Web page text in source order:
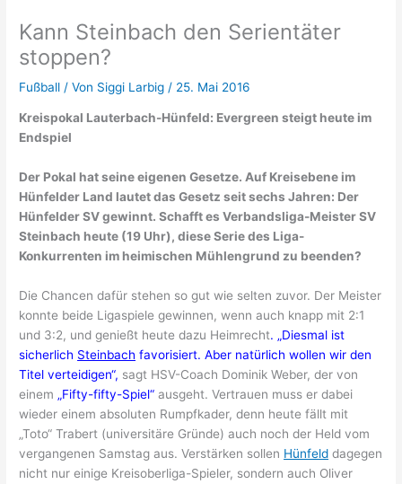
Kann Steinbach den Serientäter
stoppen?
Fußball / Von Siggi Larbig / 25. Mai 2016
Kreispokal Lauterbach-Hünfeld: Evergreen steigt heute im
Endspiel
Der Pokal hat seine eigenen Gesetze. Auf Kreisebene im
Hünfelder Land lautet das Gesetz seit sechs Jahren: Der
Hünfelder SV gewinnt. Schafft es Verbandsliga-Meister SV
Steinbach heute (19 Uhr), diese Serie des Liga-
Konkurrenten im heimischen Mühlengrund zu beenden?
Die Chancen dafür stehen so gut wie selten zuvor. Der Meister
konnte beide Ligaspiele gewinnen, wenn auch knapp mit 2:1
und 3:2, und genießt heute dazu Heimrecht. „Diesmal ist
sicherlich Steinbach favorisiert. Aber natürlich wollen wir den
Titel verteidigen“, sagt HSV-Coach Dominik Weber, der von
einem „Fifty-fifty-Spiel“ ausgeht. Vertrauen muss er dabei
wieder einem absoluten Rumpfkader, denn heute fällt mit
„Toto“ Trabert (universitäre Gründe) auch noch der Held vom
vergangenen Samstag aus. Verstärken sollen Hünfeld dagegen
nicht nur einige Kreisoberliga-Spieler, sondern auch Oliver